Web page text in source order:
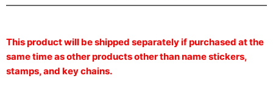
This product will be shipped separately if purchased at the
same time as other products other than name stickers,
stamps, and key chains.